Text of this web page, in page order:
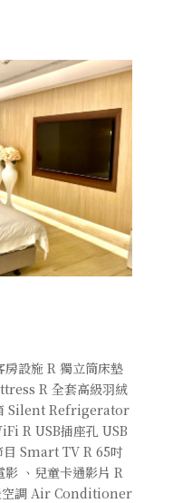
設施 R 獨立筒床墊
R 全套高級羽絨
Silent Refrigerator
R USB插座孔 USB
Smart TV R 65吋
、兒童卡通影片 R
空調 Air Conditioner